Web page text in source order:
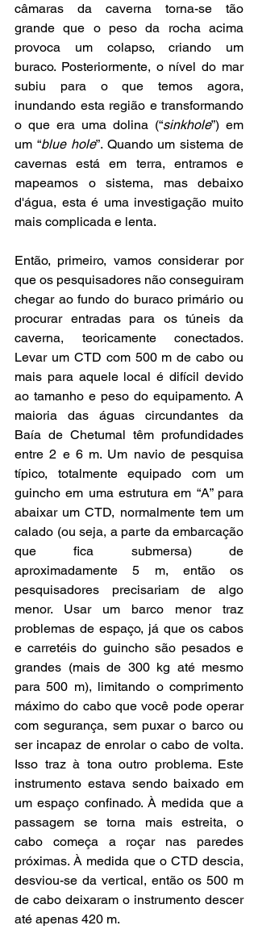
câmaras da caverna torna-se tão
grande que o peso da rocha acima
provoca um colapso, criando um
buraco. Posteriormente, o nível do mar
subiu para o que temos agora,
inundando esta região e transformando
o que era uma dolina (“sinkhole”) em
um “blue hole”. Quando um sistema de
cavernas está em terra, entramos e
mapeamos o sistema, mas debaixo
d'água, esta é uma investigação muito
mais complicada e lenta.
Então, primeiro, vamos considerar por
que os pesquisadores não conseguiram
chegar ao fundo do buraco primário ou
procurar entradas para os túneis da
caverna, teoricamente conectados.
Levar um CTD com 500 m de cabo ou
mais para aquele local é difícil devido
ao tamanho e peso do equipamento. A
maioria das águas circundantes da
Baía de Chetumal têm profundidades
entre 2 e 6 m. Um navio de pesquisa
típico, totalmente equipado com um
guincho em uma estrutura em “A” para
abaixar um CTD, normalmente tem um
calado (ou seja, a parte da embarcação
que fica submersa) de
aproximadamente 5 m, então os
pesquisadores precisariam de algo
menor. Usar um barco menor traz
problemas de espaço, já que os cabos
e carretéis do guincho são pesados e
grandes (mais de 300 kg até mesmo
para 500 m), limitando o comprimento
máximo do cabo que você pode operar
com segurança, sem puxar o barco ou
ser incapaz de enrolar o cabo de volta.
Isso traz à tona outro problema. Este
instrumento estava sendo baixado em
um espaço confinado. À medida que a
passagem se torna mais estreita, o
cabo começa a roçar nas paredes
próximas. À medida que o CTD descia,
desviou-se da vertical, então os 500 m
de cabo deixaram o instrumento descer
até apenas 420 m.